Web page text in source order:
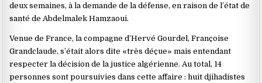
deux semaines, à la demande de la défense, en raison de l’état de
santé de Abdelmalek Hamzaoui.
Venue de France, la compagne d’Hervé Gourdel, Françoise
Grandclaude, s’était alors dite «très déçue» mais entendant
respecter la décision de la justice algérienne. Au total, 14
personnes sont poursuivies dans cette affaire : huit djihadistes